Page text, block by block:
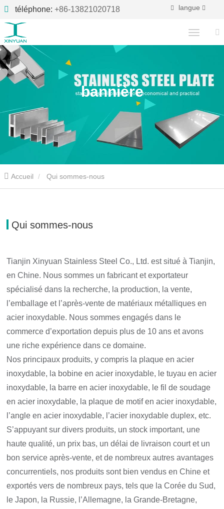
téléphone: +86-13821020718 langue
bannière
Accueil Qui sommes-nous
Qui sommes-nous
Tianjin Xinyuan Stainless Steel Co., Ltd. est situé à Tianjin,
en Chine. Nous sommes un fabricant et exportateur
spécialisé dans la recherche, la production, la vente,
l’emballage et l’après-vente de matériaux métalliques en
acier inoxydable. Nous sommes engagés dans le
commerce d’exportation depuis plus de 10 ans et avons
une riche expérience dans ce domaine.
Nos principaux produits, y compris la plaque en acier
inoxydable, la bobine en acier inoxydable, le tuyau en acier
inoxydable, la barre en acier inoxydable, le fil de soudage
en acier inoxydable, la plaque de motif en acier inoxydable,
l’angle en acier inoxydable, l’acier inoxydable duplex, etc.
S’appuyant sur divers produits, un stock important, une
haute qualité, un prix bas, un délai de livraison court et un
bon service après-vente, et de nombreux autres avantages
concurrentiels, nos produits sont bien vendus en Chine et
exportés vers de nombreux pays, tels que la Corée du Sud,
le Japon, la Russie, l’Allemagne, la Grande-Bretagne,